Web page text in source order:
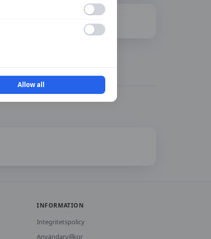
INFORMATION
Integritetspolicy
Användarvillkor
Allow all